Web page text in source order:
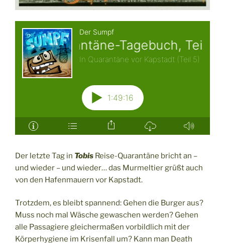
Der letzte Tag in Tobis Reise-Quarantäne bricht an –
und wieder – und wieder… das Murmeltier grüßt auch
von den Hafenmauern vor Kapstadt.
Trotzdem, es bleibt spannend: Gehen die Burger aus?
Muss noch mal Wäsche gewaschen werden? Gehen
alle Passagiere gleichermaßen vorbildlich mit der
Körperhygiene im Krisenfall um? Kann man Death